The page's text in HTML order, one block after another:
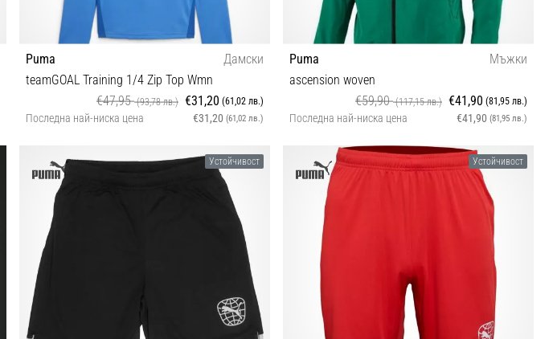
Puma
Дамски
teamGOAL Training 1/4 Zip Top Wmn
€47,95(93,78 лв.) €31,20 (61,02 лв.)
Последна най-ниска цена €31,20 (61,02 лв.)
XXL XS
Puma
Мъжки
ascension woven
€59,90(117,15 лв.) €41,90 (81,95 лв.)
Последна най-ниска цена €41,90 (81,95 лв.)
S
Устойчивост Устойчивост